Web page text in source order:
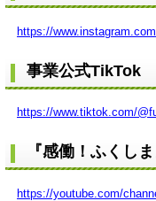
https://
事業公式TikTok
https://www.tiktok.com/
『感働！ふくし
https://youtube.com/